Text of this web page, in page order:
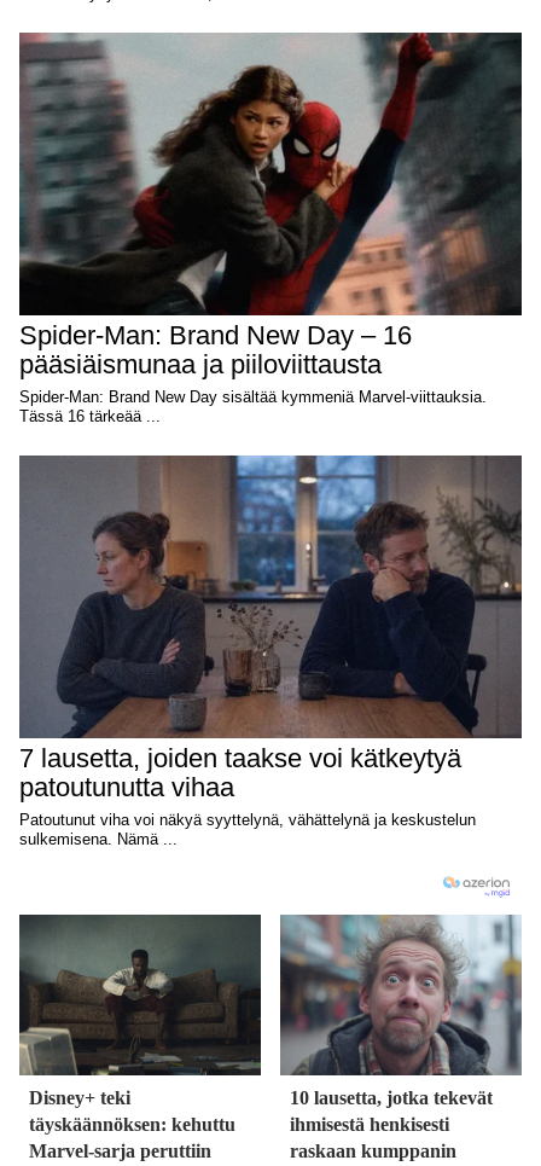
Disney+ teki
täyskäännöksen: kehuttu
Marvel-sarja peruttiin
10 lausetta, jotka tekevät
ihmisestä henkisesti
raskaan kumppanin